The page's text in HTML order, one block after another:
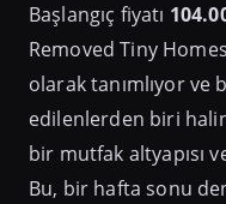
Başlangıç fiyatı
Removed Tiny
olarak tanımlıyor ve
edilenlerden biri
bir mutfak altyapısı
Bu, bir hafta sonu